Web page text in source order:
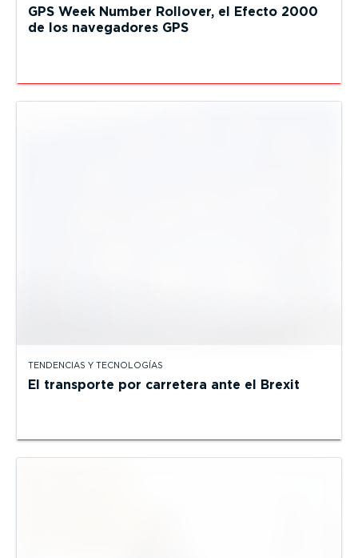
GPS Week Number Rollover, el Efecto 2000
de los navegadores GPS
TENDENCIAS Y TECNOLOGÍAS
El transporte por carretera ante el Brexit